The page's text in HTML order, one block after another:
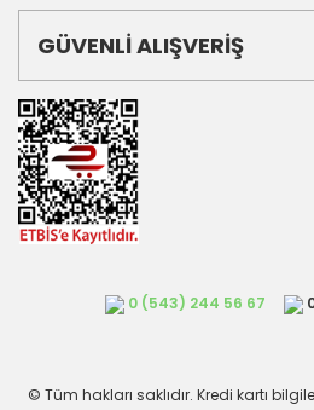
GÜVENLİ ALIŞVERİŞ
0 (543) 244 56 67
© Tüm hakları saklıdır. Kredi kartı